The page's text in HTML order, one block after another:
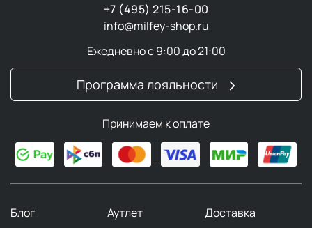
+7 (495) 215-16-00
info@milfey-shop.ru
Ежедневно с 9:00 до 21:00
Программа лояльности
Принимаем к оплате
Блог Аутлет Доставка